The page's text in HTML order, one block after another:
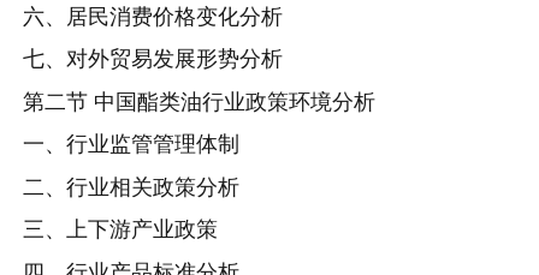
六、居民消费价格变化分析
七、对外贸易发展形势分析
第二节 中国酯类油行业政策环境分析
一、行业监管管理体制
二、行业相关政策分析
三、上下游产业政策